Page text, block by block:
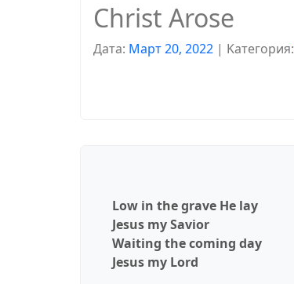
Christ Arose
Дата: Март 20, 2022 | Kатегория:
Low in the grave He lay
Jesus my Savior
Waiting the coming day
Jesus my Lord